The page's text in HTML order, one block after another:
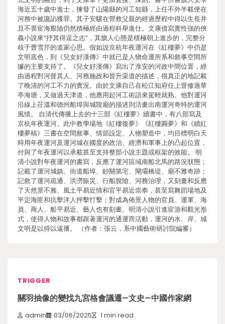
海近五十歲中進士，揀發了山陽縣的河工知縣，上任不外半載便在
河務中被讒諂獲罪。其子安驥在營救父親的經過歷程中得以生長并
且不畏宦海艱險仍然積極經由過程科舉進仕。文康借寫實性強的俠
義小說來“抒其得逞之志”，其旗人心態是積極朝上進步的，完整分
歧于曹雪芹的道家心思。假如說京杭年夜運河在《紅樓夢》中仍是
文明底色，到《兒女好漢傳》中就已是人物命運所系和敘事空間所
據的主要支持了。《兒女好漢傳》寫出了淮安的河政中間位置，經
由過程對河督其人、河務施政和晉升渠道的描述，很真正的地記載
了晚清的河工不力的實況。由於文康自己在松江知府任上督修過華
亭海塘，又做過天津道，他應用起河工術語來駕輕就熟。他對運河
沿線上茌溫和德州船埠與城隍廟的描述則活畫出南運河奇特的運河
風情。 自清代傳播上去的十三部《紅樓夢》續書中，有八部寫及
京杭年夜運河。此中教學場地《紅樓復夢》《紅樓圓夢》和《續紅
樓夢稿》三書在空間敘事、情節設定、人物塑造中，均目標明白天
時用年夜運河及運河城在國度的政治、經濟和軍事上的凸起位置，
付與了年夜運河以承載甚至支持整部小說主題或框架的效能。 明
清小說對年夜運河的書寫，反應了運河區域南船北馬的路況狀態；
記載了運河城鎮、街道船埠、鈔關第宅、閘壩橋堤、廟不雅奇跡；
記敘了運河疏通、洪澇賑災、行船脫險、河務治理，又刻畫和反應
了天然景不雅、風土平易近情和官平易近崇奉，甚至寫舞蹈場地及
平定海匪和抗擊洋人抨擊打擊；對成為佈景人物的官員、運軍、海
員、商人、船平易近、藝人也有刻畫。明清小說引進宦游和觀光形
式，使得人物和故事都跟著運河的通運而活動，運河的水、岸、城
文明是以得以遠播。 （作者：張云，系中國藝術研討院編審）
TRIGGER
關羽抽像的變找九宮格會議遷–文史–中國作家網
admin 03/06/2025 1 min read